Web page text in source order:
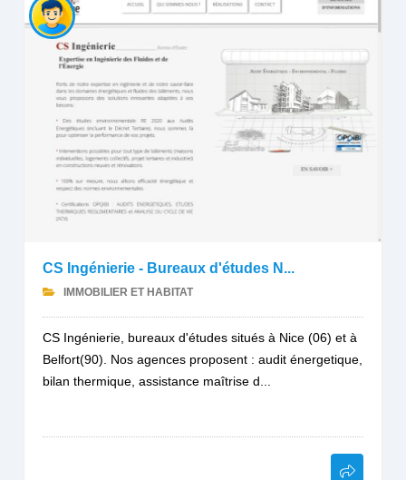
CS Ingénierie - Bureaux d'études N...
IMMOBILIER ET HABITAT
CS Ingénierie, bureaux d'études situés à Nice (06) et à
Belfort(90). Nos agences proposent : audit énergetique,
bilan thermique, assistance maîtrise d...